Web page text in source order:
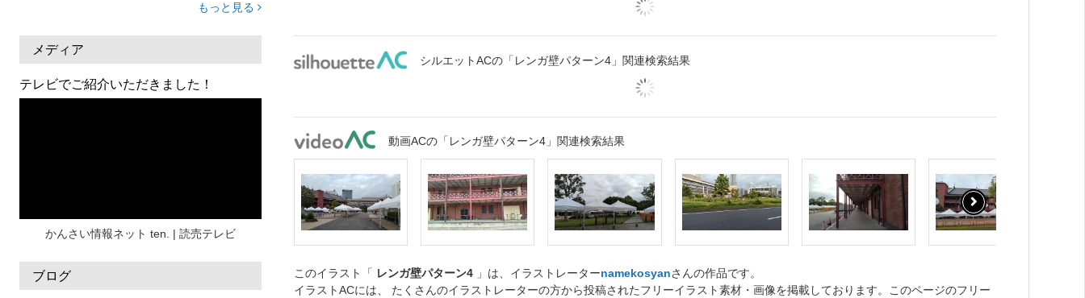
熱中症
人物 暑中見舞い
日本地図 海
もっと見る
メディア
テレビでご紹介いただきました！
かんさい情報ネット ten. | 読売テレビ
ブログ
シルエットACの「レンガ壁パターン4」関連検索結果
動画ACの「レンガ壁パターン4」関連検索結果
このイラスト「 レンガ壁パターン4 」は、イラストレーターnamekosyanさんの作品です。
イラストACには、 たくさんのイラストレーターの方から投稿されたフリーイラスト素材・画像を掲載しております。このページのフリー